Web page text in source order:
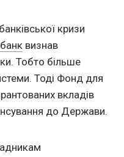
кризи
визнав
Тобто більше
Тоді Фонд для
вкладів
до Держави.